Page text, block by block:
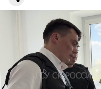
Все началось в июне,
обратились в
плохое самочувствие.
Видео: пресс-служба ГСУ